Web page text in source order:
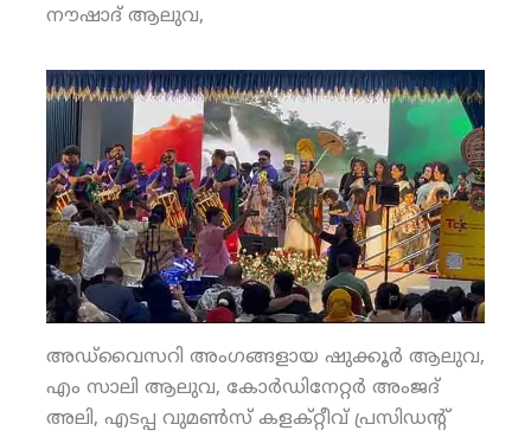
നൗഷാദ് ആലുവ,
അഡ്‌വൈസറി അംഗങ്ങളായ ഷുക്കൂര്‍ ആലുവ,
എം സാലി ആലുവ, കോര്‍ഡിനേറ്റര്‍ അംജദ്
അലി, എടപ്പ വുമണ്‍സ് കളക്റ്റീവ് പ്രസിഡന്റ്